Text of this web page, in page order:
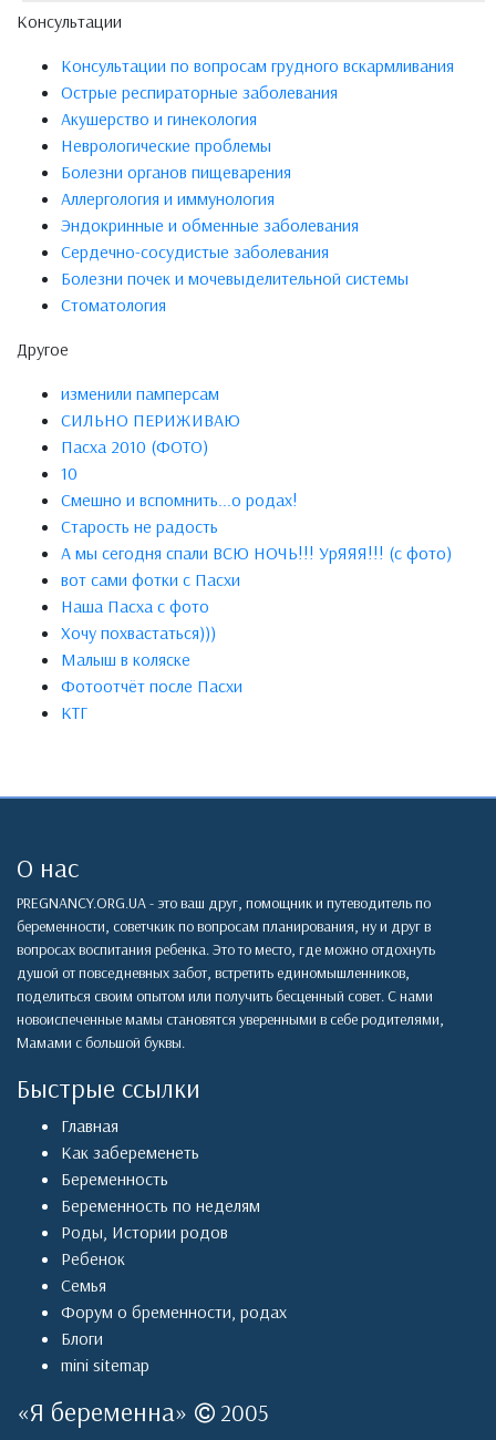
Консультации
Консультации по вопросам грудного вскармливания
Острые респираторные заболевания
Акушерство и гинекология
Неврологические проблемы
Болезни органов пищеварения
Аллергология и иммунология
Эндокринные и обменные заболевания
Сердечно-сосудистые заболевания
Болезни почек и мочевыделительной системы
Стоматология
Другое
изменили памперсам
СИЛЬНО ПЕРИЖИВАЮ
Пасха 2010 (ФОТО)
10
Смeшно и вспомнить...о родaх!
Старость не радость
А мы сегодня спали ВСЮ НОЧЬ!!! УрЯЯЯ!!! (с фото)
вот сами фотки с Пасхи
Наша Пасха с фото
Хочу похвастаться)))
Малыш в коляске
Фотоотчёт после Пасхи
КТГ
О нас
PREGNANCY.ORG.UA - это ваш друг, помощник и путеводитель по
беременности, советчкик по вопросам планирования, ну и друг в
вопросах воспитания ребенка. Это то место, где можно отдохнуть
душой от повседневных забот, встретить единомышленников,
поделиться своим опытом или получить бесценный совет. С нами
новоиспеченные мамы становятся уверенными в себе родителями,
Мамами с большой буквы.
Быстрые ссылки
Главная
Как забеременеть
Беременность
Беременность по неделям
Роды, Истории родов
Ребенок
Семья
Форум о бременности, родах
Блоги
mini sitemap
«Я беременна» 2005